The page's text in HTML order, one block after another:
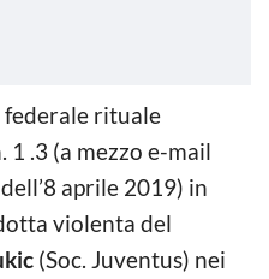
rituale
1 .3 (a mezzo e-mail
aprile 2019) in
violenta del
(Soc. Juventus) nei